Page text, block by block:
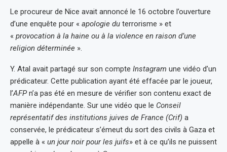
Le procureur de Nice avait annoncé le 16 octobre l’ouverture
d’une enquête pour « apologie du terrorisme » et
« provocation à la haine ou à la violence en raison d’une
religion déterminée ».
Y. Atal avait partagé sur son compte Instagram une vidéo d’un
prédicateur. Cette publication ayant été effacée par le joueur,
l’AFPn’a pas été en mesure de vérifier son contenu exact de
manière indépendante. Sur une vidéo que le Conseil
représentatif des institutions juives de France (Crif) a
conservée, le prédicateur s’émeut du sort des civils à Gaza et
appelle à « un jour noir pour les juifs» et à ce qu’ils ne puissent